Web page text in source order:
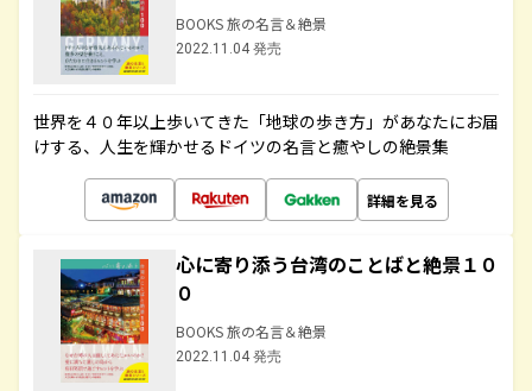
BOOKS 旅の名言＆絶景
2022.11.04 発売
世界を４０年以上歩いてきた「地球の歩き方」があなたにお届
けする、人生を輝かせるドイツの名言と癒やしの絶景集
詳細を見る
心に寄り添う台湾のことばと絶景１０
０
BOOKS 旅の名言＆絶景
2022.11.04 発売